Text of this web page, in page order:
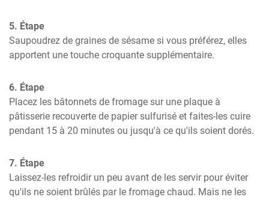
5. Étape
Saupoudrez de graines de sésame si vous préférez, elles
apportent une touche croquante supplémentaire.
6. Étape
Placez les bâtonnets de fromage sur une plaque à
pâtisserie recouverte de papier sulfurisé et faites-les cuire
pendant 15 à 20 minutes ou jusqu'à ce qu'ils soient dorés.
7. Étape
Laissez-les refroidir un peu avant de les servir pour éviter
qu'ils ne soient brûlés par le fromage chaud. Mais ne les